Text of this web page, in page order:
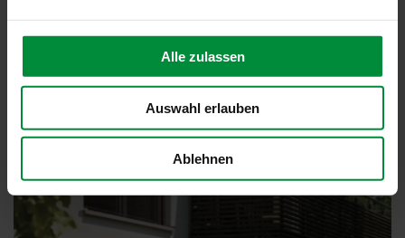
Alle zulassen
Auswahl erlauben
Ablehnen